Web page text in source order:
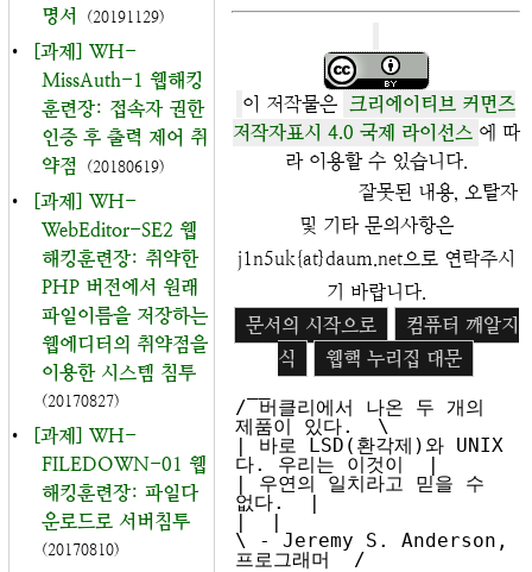
명서
(20191129)
•
[과제] WH-
MissAuth-1 웹해킹
훈련장: 접속자 권한
인증 후 출력 제어 취
약점
(20180619)
•
[과제] WH-
WebEditor-SE2 웹
해킹훈련장: 취약한
PHP 버전에서 원래
파일이름을 저장하는
웹에디터의 취약점을
이용한 시스템 침투
(20170827)
•
[과제] WH-
FILEDOWN-01 웹
해킹훈련장: 파일다
운로드로 서버침투
(20170810)
이 저작물은 크리에이티브 커먼즈
저작자표시 4.0 국제 라이선스 에 따
라 이용할 수 있습니다.
잘못된 내용, 오탈자
및 기타 문의사항은
j1n5uk{at}daum.net으로 연락주시
기 바랍니다.
문서의 시작으로
컴퓨터 깨알지
식
웹핵 누리집 대문
/ 버클리에서 나온 두 개의
제품이 있다.  \
| 바로 LSD(환각제)와 UNIX
다. 우리는 이것이  |
| 우연의 일치라고 믿을 수
없다.  |
|  |
\ - Jeremy S. Anderson,
프로그래머  /